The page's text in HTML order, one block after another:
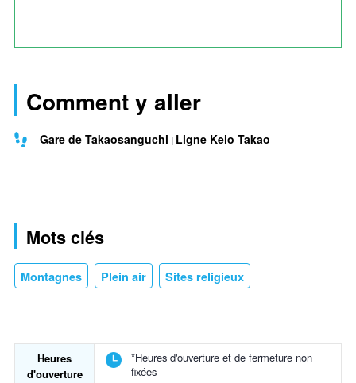
Comment y aller
Gare de Takaosanguchi Ligne Keio Takao
Mots clés
Montagnes Plein air Sites religieux
Heures
d'ouverture
*Heures d'ouverture et de fermeture non
fixées